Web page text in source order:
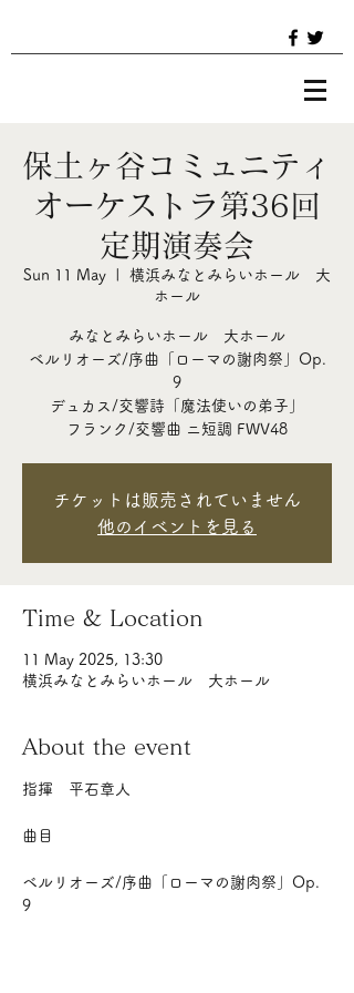
保土ヶ谷コミュニティ
オーケストラ第36回
定期演奏会
Sun 11 May
横浜みなとみらいホール 大
ホール
みなとみらいホール 大ホール
ベルリオーズ/序曲「ローマの謝肉祭」Op.
9
デュカス/交響詩「魔法使いの弟子」
フランク/交響曲 ニ短調 FWV48
チケットは販売されていません
他のイベントを見る
Time & Location
11 May 2025, 13:30
横浜みなとみらいホール 大ホール
About the event
指揮　平石章人
曲目
ベルリオーズ/序曲「ローマの謝肉祭」Op.
9